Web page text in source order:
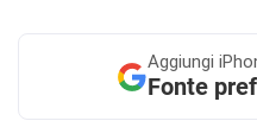
Aggiungi
Fonte